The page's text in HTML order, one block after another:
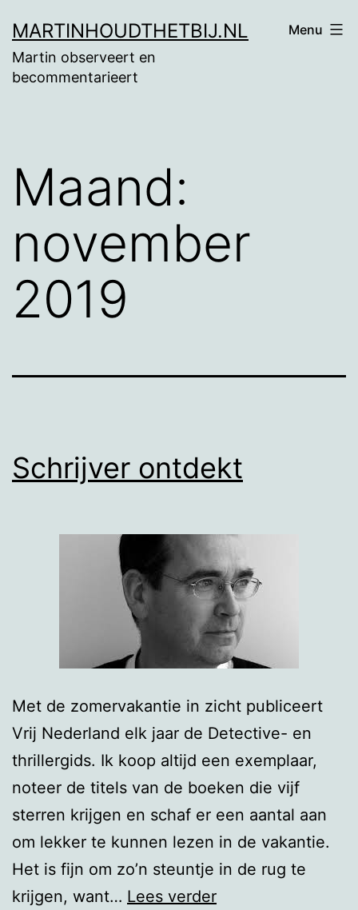
naar
de
MARTINHOUDTHETBIJ.NL
Martin observeert en
becommentarieert
Menu
Maand:
november
2019
Schrijver ontdekt
Met de zomervakantie in zicht publiceert
Vrij Nederland elk jaar de Detective- en
thrillergids. Ik koop altijd een exemplaar,
noteer de titels van de boeken die vijf
sterren krijgen en schaf er een aantal aan
om lekker te kunnen lezen in de vakantie.
Het is fijn om zo’n steuntje in de rug te
krijgen, want… Lees verderSchrijver